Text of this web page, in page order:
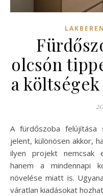
olcsón
a
A fürdőszoba felújítása sokak számára komoly kihívást
jelent, különösen akkor,
ilyen projekt nemcsak
hanem a mindennapi
növelése miatt is.
váratlan kiadásokat